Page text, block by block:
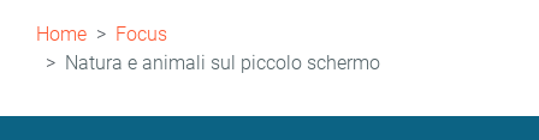
Briciole
di
pane
Home
Focus
Natura e animali sul piccolo schermo